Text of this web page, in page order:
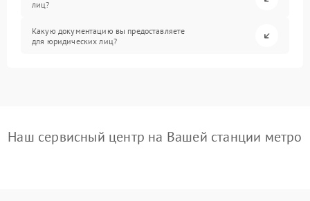
лиц?
Какую документацию вы предоставляете
для юридических лиц?
Наш сервисный центр на Вашей станции метро